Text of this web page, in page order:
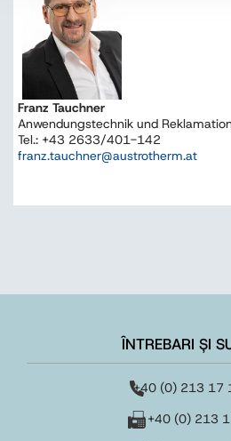
Franz Tauchner
Anwendungstechnik und
Tel.: +43 2633/401-142
franz.tauchner@austrotherm.at
ÎNTREBARI ȘI
+40 (0) 213 17
+40 (0) 213